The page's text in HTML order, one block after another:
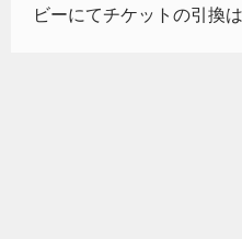
ビーにてチケットの引換